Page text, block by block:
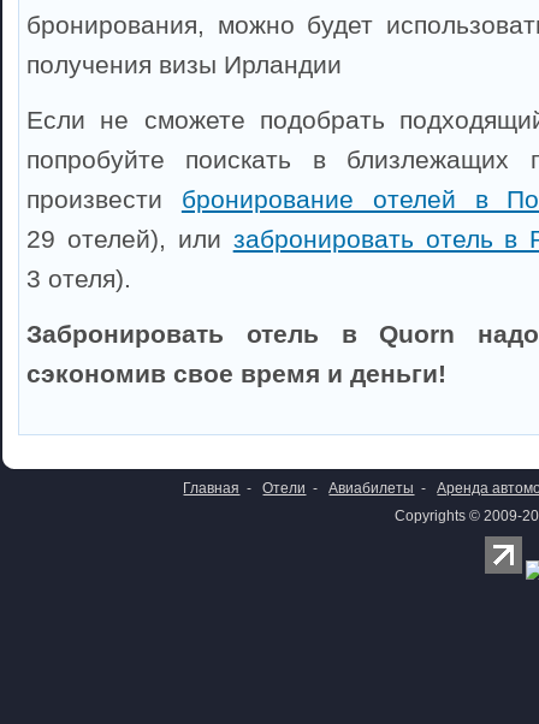
бронирования, можно будет
получения визы Ирландии
Если не сможете подобрать
попробуйте поискать в близлежащих
произвести бронирование отелей в
29 отелей), или забронировать отель в
3 отеля).
Забронировать отель в Quorn надо
сэкономив свое время и деньги!
Главная - Отели - Авиабилеты -
Аренда
Copyrights © 2009-